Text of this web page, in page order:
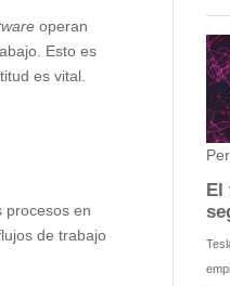
operan
Esto es
es vital.
procesos en
de trabajo